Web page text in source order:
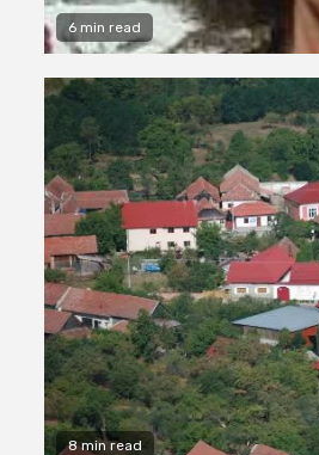
6 min read
8 min read